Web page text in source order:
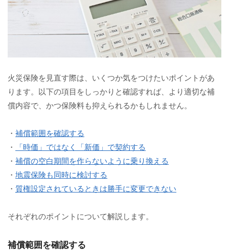
火災保険を見直す際は、いくつか気をつけたいポイントがあ
ります。以下の項目をしっかりと確認すれば、より適切な補
償内容で、かつ保険料も抑えられるかもしれません。
・ 補償範囲を確認する
・
「時価」ではなく「新価」で契約する
・ 補償の空白期間を作らないように乗り換える
・ 地震保険も同時に検討する
・ 質権設定されているときは勝手に変更できない
それぞれのポイントについて解説します。
補償範囲を確認する